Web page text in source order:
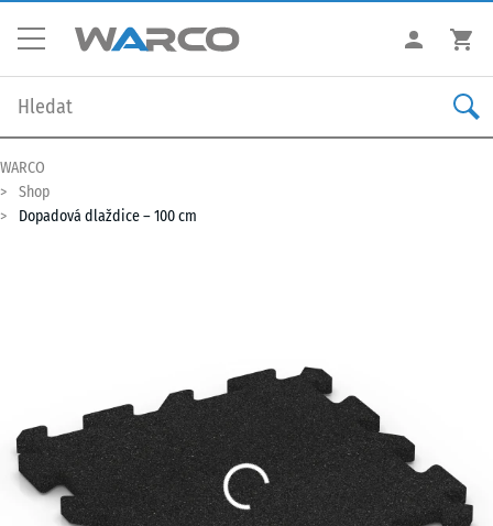
WARCO
Shop
Dopadová dlaždice – 100 cm